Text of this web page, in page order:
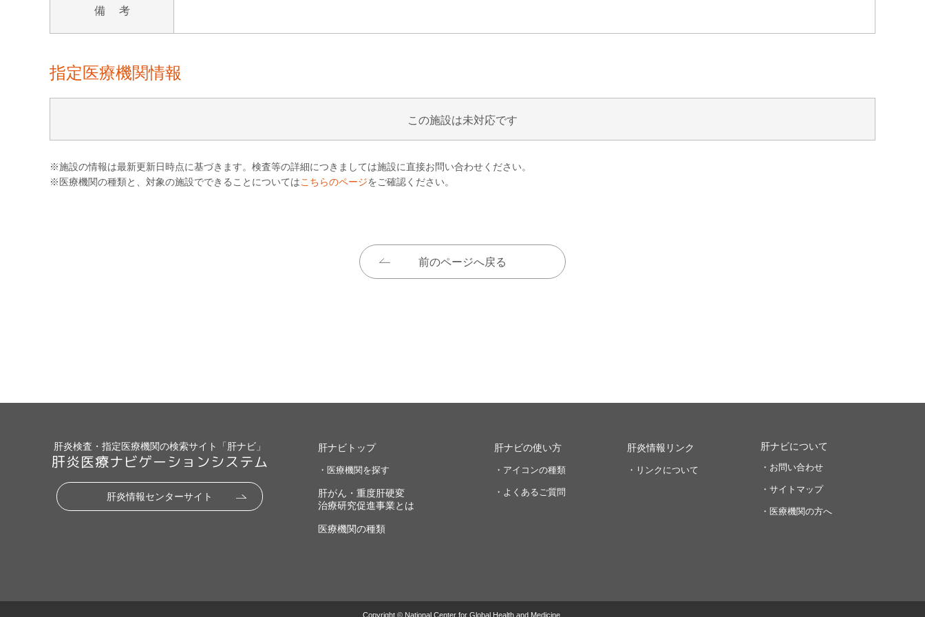
備 考
指定医療機関情報
この施設は未対応です
※施設の情報は最新更新日時点に基づきます。検査等の詳細につきましては施設に直接お問い合わせください。
※医療機関の種類と、対象の施設でできることについてはこちらのページをご確認ください。
前のページへ戻る
肝炎検査・指定医療機関の検索サイト「肝ナビ」
肝炎医療ナビゲーションシステム
肝炎情報センターサイト
肝ナビトップ
・医療機関を探す
肝がん・重度肝硬変
治療研究促進事業とは
医療機関の種類
肝ナビの使い方
・アイコンの種類
・よくあるご質問
肝炎情報リンク
・リンクについて
肝ナビについて
・お問い合わせ
・サイトマップ
・医療機関の方へ
Copyright © National Center for Global Health and Medicine.